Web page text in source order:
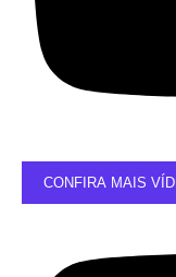
CONFIRA MAIS